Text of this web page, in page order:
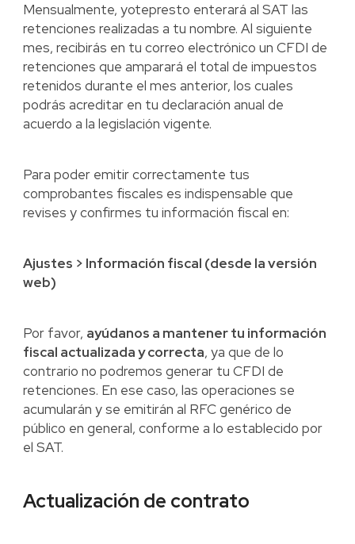
Mensualmente, yotepresto enterará al SAT las
retenciones realizadas a tu nombre. Al siguiente
mes, recibirás en tu correo electrónico un CFDI de
retenciones que amparará el total de impuestos
retenidos durante el mes anterior, los cuales
podrás acreditar en tu declaración anual de
acuerdo a la legislación vigente.
Para poder emitir correctamente tus
comprobantes fiscales es indispensable que
revises y confirmes tu información fiscal en:
Ajustes > Información fiscal (desde la versión
web)
Por favor, ayúdanos a mantener tu información
fiscal actualizada y correcta, ya que de lo
contrario no podremos generar tu CFDI de
retenciones. En ese caso, las operaciones se
acumularán y se emitirán al RFC genérico de
público en general, conforme a lo establecido por
el SAT.
Actualización de contrato